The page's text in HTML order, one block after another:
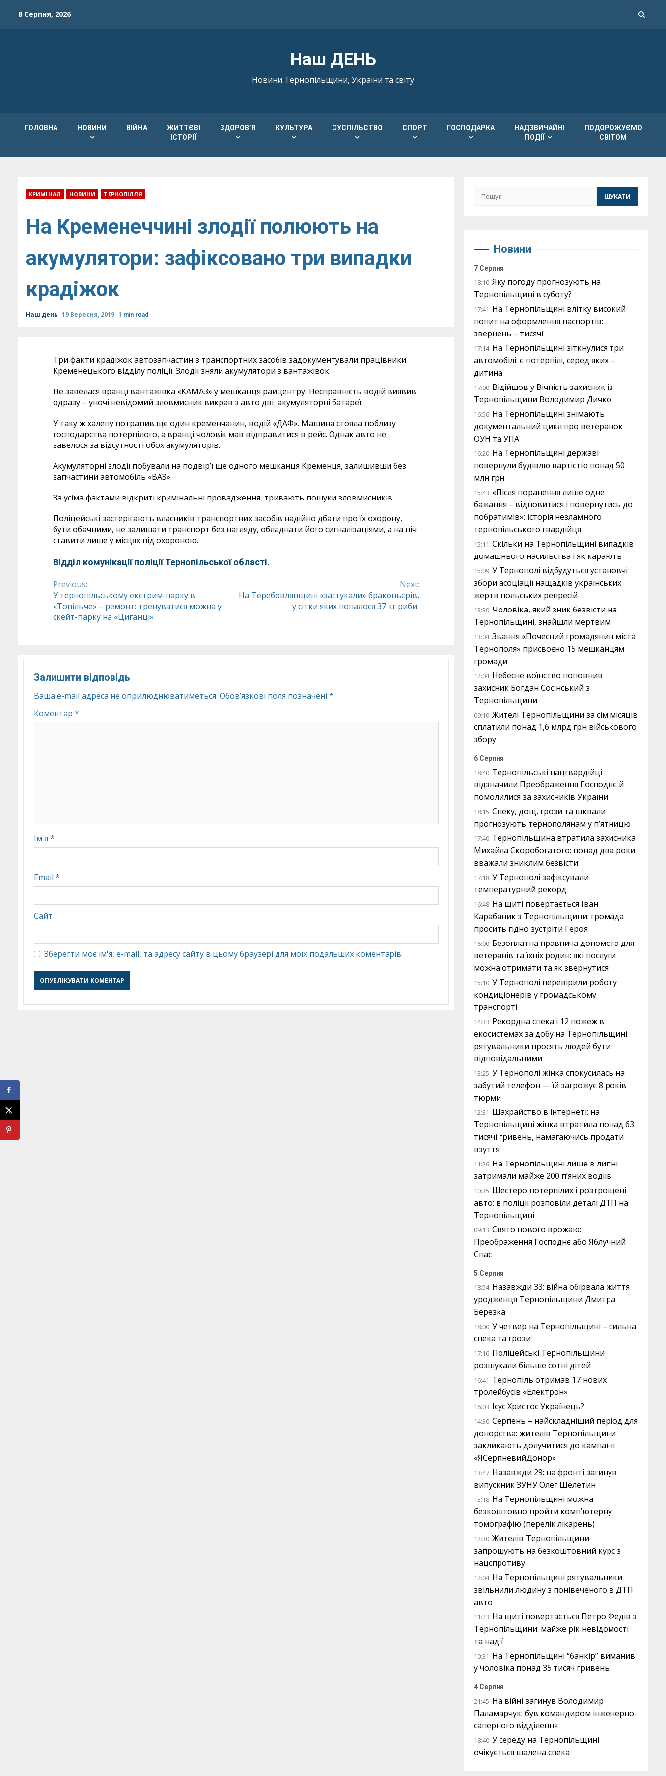
8 Серпня, 2026
Наш ДЕНЬ
Новини Тернопільщини, України та світу
ГОЛОВНА НОВИНИ ВІЙНА
ЖИТТЄВІ
ІСТОРІЇ
ЗДОРОВ’Я КУЛЬТУРА СУСПІЛЬСТВО СПОРТ ГОСПОДАРКА
НАДЗВИЧАЙНІ
ПОДІЇ
ПОДОРОЖУЄМО
СВІТОМ
КРИМІНАЛ НОВИНИ ТЕРНОПІЛЛЯ
На Кременеччині злодії полюють на
акумулятори: зафіксовано три випадки
крадіжок
Наш день 19 Вересня, 2019 1 min read
Три факти крадіжок автозапчастин з транспортних засобів задокументували працівники
Кременецького відділу поліції. Злодії зняли акумулятори з вантажівок.
Не завелася вранці вантажівка «КАМАЗ» у мешканця райцентру. Несправність водій виявив
одразу – уночі невідомий зловмисник викрав з авто дві акумуляторні батареї.
У таку ж халепу потрапив ще один кременчанин, водій «ДАФ». Машина стояла поблизу
господарства потерпілого, а вранці чоловік мав відправитися в рейс. Однак авто не
завелося за відсутності обох акумуляторів.
Акумуляторні злодії побували на подвір’ї ще одного мешканця Кременця, залишивши без
запчастини автомобіль «ВАЗ».
За усіма фактами відкриті кримінальні провадження, тривають пошуки зловмисників.
Поліцейські застерігають власників транспортних засобів надійно дбати про їх охорону,
бути обачними, не залишати транспорт без нагляду, обладнати його сигналізаціями, а на ніч
ставити лише у місцях під охороною.
Відділ комунікації поліції Тернопільської області.
Continue
Reading
Previous:
У тернопільському екстрим-парку в
«Топільче» – ремонт: тренуватися можна у
скейт-парку на «Циганці»
Next:
На Теребовлянщині «застукали» браконьєрів,
у сітки яких попалося 37 кг риби
Залишити відповідь
Ваша e-mail адреса не оприлюднюватиметься. Обов’язкові поля позначені *
Коментар *
Ім'я *
Email *
Сайт
Зберегти моє ім'я, e-mail, та адресу сайту в цьому браузері для моїх подальших коментарів.
Пошук:
Новини
7 Серпня
18:10 Яку погоду прогнозують на
Тернопільщині в суботу?
17:41 На Тернопільщині влітку високий
попит на оформлення паспортів:
звернень – тисячі
17:14 На Тернопільщині зіткнулися три
автомобілі: є потерпілі, серед яких –
дитина
17:00 Відійшов у Вічність захисник із
Тернопільщини Володимир Дичко
16:56 На Тернопільщині знімають
документальний цикл про ветеранок
ОУН та УПА
16:20 На Тернопільщині державі
повернули будівлю вартістю понад 50
млн грн
15:43 «Після поранення лише одне
бажання – відновитися і повернутись до
побратимів»: історія незламного
тернопільського гвардійця
15:11 Скільки на Тернопільщині випадків
домашнього насильства і як карають
15:09 У Тернополі відбудуться установчі
збори асоціації нащадків українських
жертв польських репресій
13:30 Чоловіка, який зник безвісти на
Тернопільщині, знайшли мертвим
13:04 Звання «Почесний громадянин міста
Тернополя» присвоєно 15 мешканцям
громади
12:04 Небесне воїнство поповнив
захисник Богдан Сосінський з
Тернопільщини
09:10 Жителі Тернопільщини за сім місяців
сплатили понад 1,6 млрд грн військового
збору
6 Серпня
18:40 Тернопільські нацгвардійці
відзначили Преображення Господнє й
помолилися за захисників України
18:15 Спеку, дощ, грози та шквали
прогнозують тернополянам у п’ятницю
17:40 Тернопільщина втратила захисника
Михайла Скоробогатого: понад два роки
вважали зниклим безвісти
17:18 У Тернополі зафіксували
температурний рекорд
16:48 На щиті повертається Іван
Карабаник з Тернопільщини: громада
просить гідно зустріти Героя
16:00 Безоплатна правнича допомога для
ветеранів та їхніх родин: які послуги
можна отримати та як звернутися
15:10 У Тернополі перевірили роботу
кондиціонерів у громадському
транспорті
14:33 Рекордна спека і 12 пожеж в
екосистемах за добу на Тернопільщині:
рятувальники просять людей бути
відповідальними
13:25 У Тернополі жінка спокусилась на
забутий телефон — їй загрожує 8 років
тюрми
12:31 Шахрайство в інтернеті: на
Тернопільщині жінка втратила понад 63
тисячі гривень, намагаючись продати
взуття
11:26 На Тернопільщині лише в липні
затримали майже 200 п’яних водіїв
10:35 Шестеро потерпілих і розтрощені
авто: в поліції розповіли деталі ДТП на
Тернопільщині
09:13 Свято нового врожаю:
Преображення Господнє або Яблучний
Спас
5 Серпня
18:54 Назавжди 33: війна обірвала життя
уродженця Тернопільщини Дмитра
Березка
18:00 У четвер на Тернопільщині – сильна
спека та грози
17:16 Поліцейські Тернопільщини
розшукали більше сотні дітей
16:41 Тернопіль отримав 17 нових
тролейбусів «Електрон»
16:03 Ісус Христос Українець?
14:30 Серпень – найскладніший період для
донорства: жителів Тернопільщини
закликають долучитися до кампанії
«ЯСерпневийДонор»
13:47 Назавжди 29: на фронті загинув
випускник ЗУНУ Олег Шелетин
13:18 На Тернопільщині можна
безкоштовно пройти комп’ютерну
томографію (перелік лікарень)
12:30 Жителів Тернопільщини
запрошують на безкоштовний курс з
нацспротиву
12:04 На Тернопільщині рятувальники
звільнили людину з понівеченого в ДТП
авто
11:23 На щиті повертається Петро Федів з
Тернопільщини: майже рік невідомості
та надії
10:31 На Тернопільщині “банкір” виманив
у чоловіка понад 35 тисяч гривень
4 Серпня
21:45 На війні загинув Володимир
Паламарчук: був командиром інженерно-
саперного відділення
18:40 У середу на Тернопільщині
очікується шалена спека